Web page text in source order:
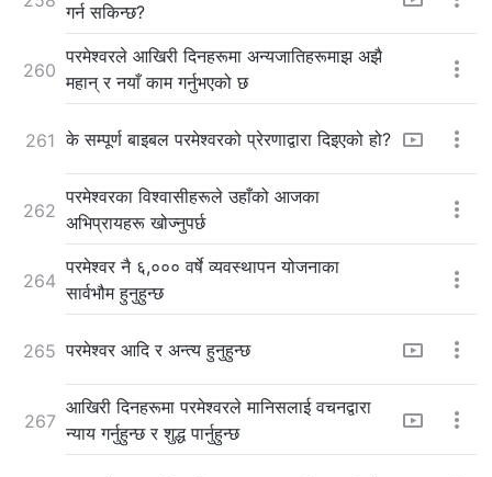
गर्न सकिन्छ?
260
परमेश्‍वरले आखिरी दिनहरूमा अन्यजातिहरूमाझ अझै
महान् र नयाँ काम गर्नुभएको छ
261 के सम्पूर्ण बाइबल परमेश्‍वरको प्रेरणाद्वारा दिइएको हो?
262
परमेश्‍वरका विश्‍वासीहरूले उहाँको आजका
अभिप्रायहरू खोज्नुपर्छ
264
परमेश्‍वर नै ६,००० वर्षे व्यवस्थापन योजनाका
सार्वभौम हुनुहुन्छ
265 परमेश्‍वर आदि र अन्त्य हुनुहुन्छ
267
आखिरी दिनहरूमा परमेश्‍वरले मानिसलाई वचनद्वारा
न्याय गर्नुहुन्छ र शुद्ध पार्नुहुन्छ